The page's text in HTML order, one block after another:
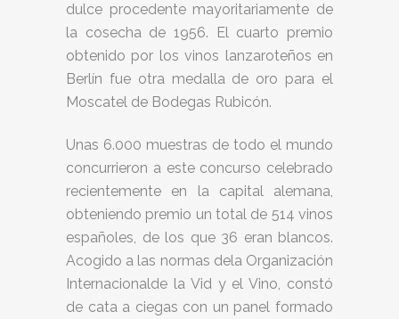
dulce procedente mayoritariamente de
la cosecha de 1956. El cuarto premio
obtenido por los vinos lanzaroteños en
Berlín fue otra medalla de oro para el
Moscatel de Bodegas Rubicón.
Unas 6.000 muestras de todo el mundo
concurrieron a este concurso celebrado
recientemente en la capital alemana,
obteniendo premio un total de 514 vinos
españoles, de los que 36 eran blancos.
Acogido a las normas dela Organización
Internacionalde la Vid y el Vino, constó
de cata a ciegas con un panel formado